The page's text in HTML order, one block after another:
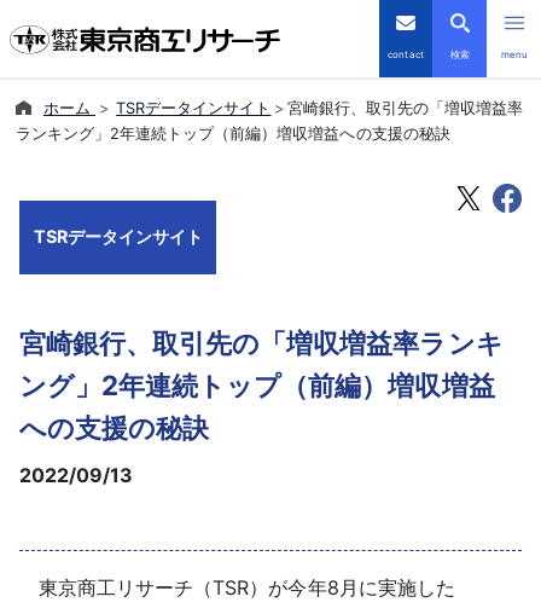
contact 検索 menu
倒産・注目企業情報
会社案内
商品・サービス
ホーム TSRデータインサイト
宮崎銀行、取引先の「増収増益率
ランキング」2年連続トップ（前編）増収増益への支援の秘訣
TSRデータインサイト
宮崎銀行、取引先の「増収増益率ランキ
ング」2年連続トップ（前編）増収増益
への支援の秘訣
2022/09/13
東京商工リサーチ（TSR）が今年8月に実施した